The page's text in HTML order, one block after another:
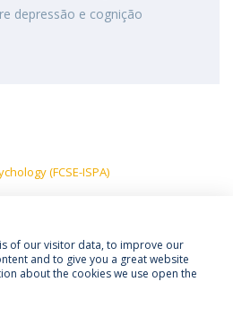
depressão e cognição
(FCSE-ISPA)
Termos e Condições
of our visitor data, to improve our
and to give you a great website
about the cookies we use open the